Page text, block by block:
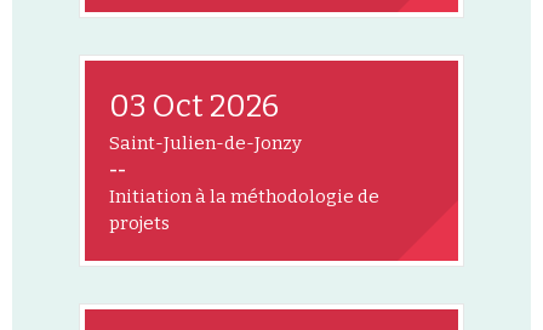
03 Oct 2026
Saint-Julien-de-Jonzy
--
Initiation à la méthodologie de
projets